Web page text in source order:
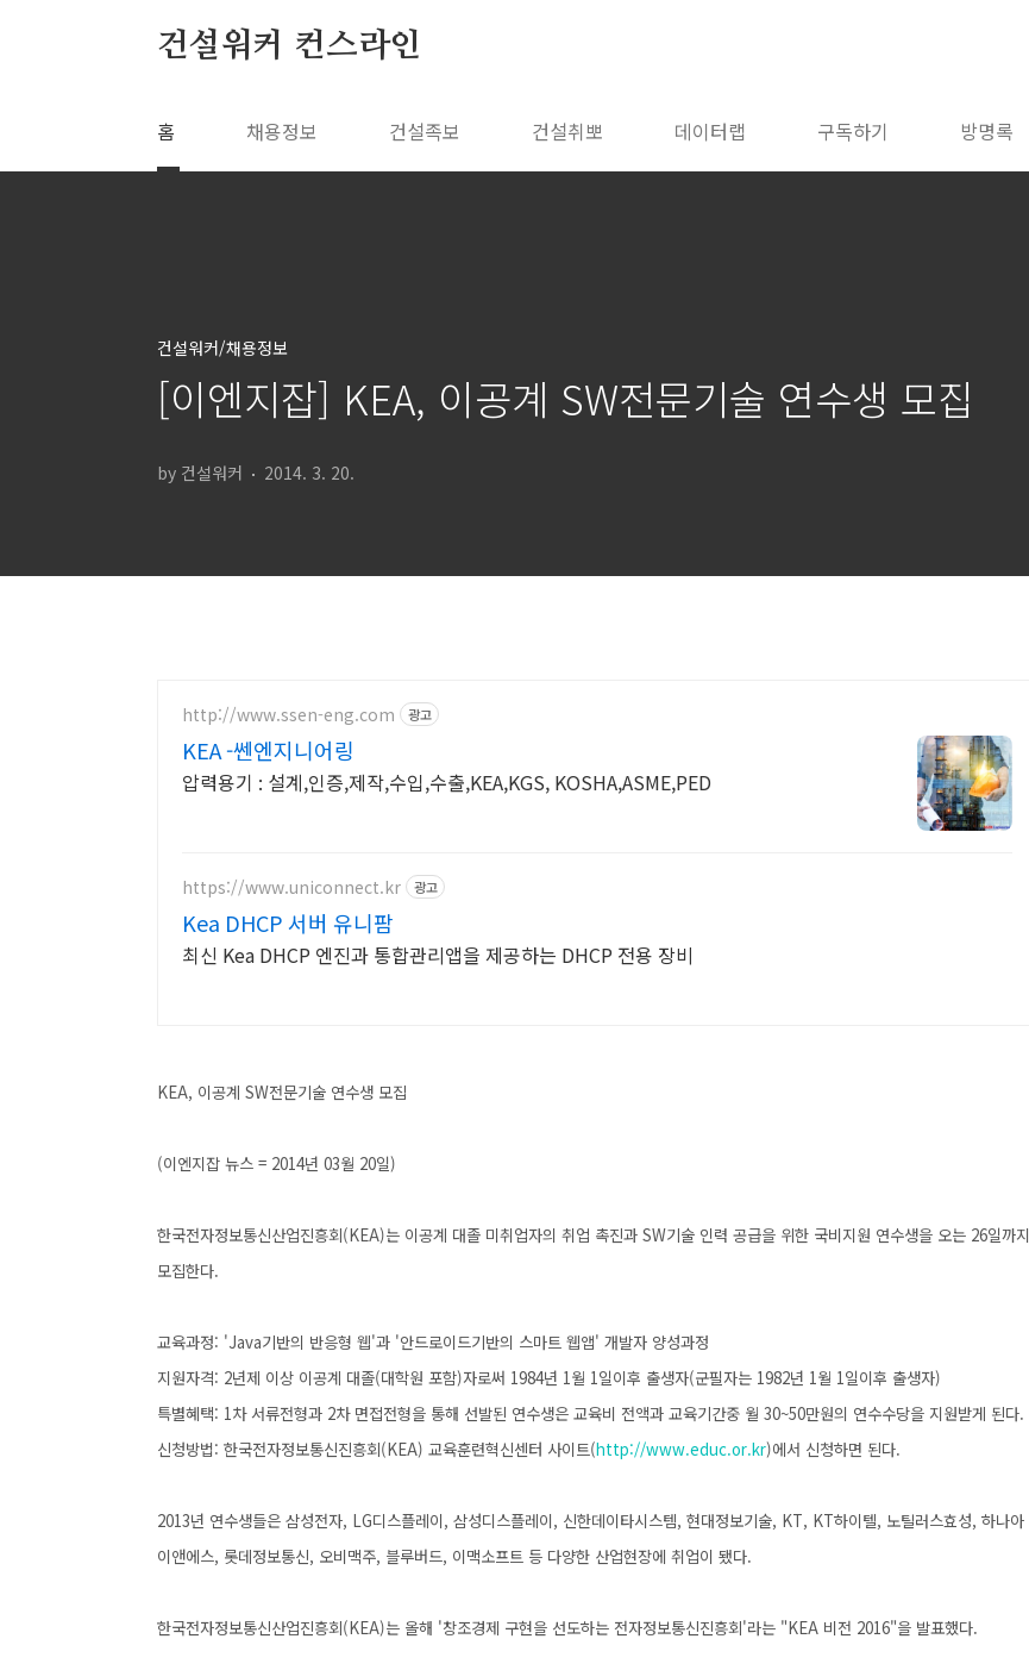
건설워커 컨스라인
홈 채용정보 건설족보 건설취뽀 데이터랩 구독하기 방명록
건설워커/채용정보
[이엔지잡] KEA, 이공계 SW전문기술 연수생 모집
by 건설워커 2014. 3. 20.
http://www.ssen-eng.com 광고
KEA -쎈엔지니어링
압력용기 : 설계,인증,제작,수입,수출,KEA,KGS, KOSHA,ASME,PED
https://www.uniconnect.kr 광고
Kea DHCP 서버 유니팜
최신 Kea DHCP 엔진과 통합관리앱을 제공하는 DHCP 전용 장비
KEA, 이공계 SW전문기술 연수생 모집
(이엔지잡 뉴스 = 2014년 03월 20일)
한국전자정보통신산업진흥회(KEA)는 이공계 대졸 미취업자의 취업 촉진과 SW기술 인력 공급을 위한 국비지원 연수생을 오는 26일까지
모집한다.
교육과정: 'Java기반의 반응형 웹'과 '안드로이드기반의 스마트 웹앱' 개발자 양성과정
지원자격: 2년제 이상 이공계 대졸(대학원 포함)자로써 1984년 1월 1일이후 출생자(군필자는 1982년 1월 1일이후 출생자)
특별혜택: 1차 서류전형과 2차 면접전형을 통해 선발된 연수생은 교육비 전액과 교육기간중 월 30~50만원의 연수수당을 지원받게 된다.
신청방법: 한국전자정보통신진흥회(KEA) 교육훈련혁신센터 사이트(http://www.educ.or.kr)에서 신청하면 된다.
2013년 연수생들은 삼성전자, LG디스플레이, 삼성디스플레이, 신한데이타시스템, 현대정보기술, KT, KT하이텔, 노틸러스효성, 하나아
이앤에스, 롯데정보통신, 오비맥주, 블루버드, 이맥소프트 등 다양한 산업현장에 취업이 됐다.
한국전자정보통신산업진흥회(KEA)는 올해 '창조경제 구현을 선도하는 전자정보통신진흥회'라는 "KEA 비전 2016"을 발표했다.